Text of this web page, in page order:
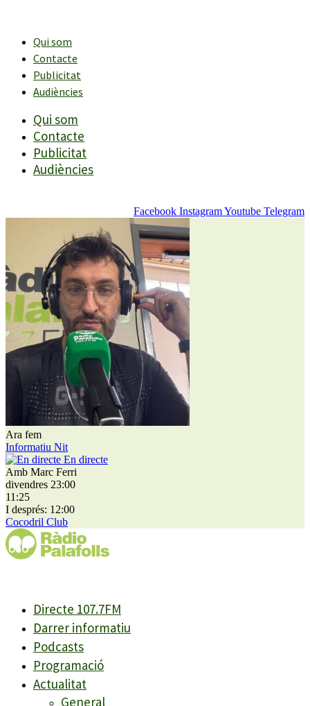
contingutQui som
Contacte
Publicitat
Audiències
Qui som
Contacte
Publicitat
Audiències
Facebook InstagramYoutube Telegram
Ara fem
Informatiu Nit
En directe
Amb Marc Ferri
divendres 23:00
11:25
I després: 12:00
Cocodril Club
Directe 107.7FM
Darrer informatiu
Podcasts
Programació
Actualitat
General